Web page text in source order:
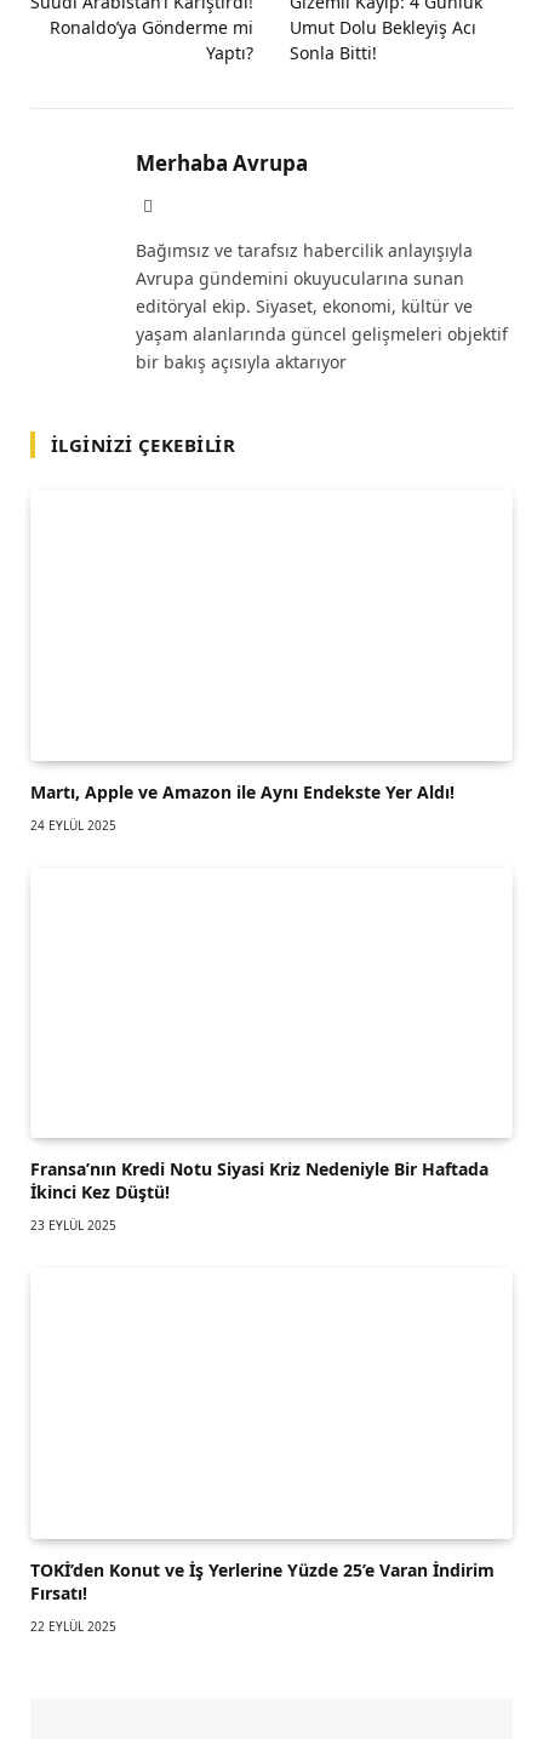
Ronaldo’ya Gönderme mi
Yaptı?
Umut Dolu Bekleyiş Acı
Sonla Bitti!
Merhaba Avrupa
Bağımsız ve tarafsız habercilik anlayışıyla
Avrupa gündemini okuyucularına sunan
editöryal ekip. Siyaset, ekonomi, kültür ve
yaşam alanlarında güncel gelişmeleri objektif
bir bakış açısıyla aktarıyor
İLGINIZI ÇEKEBILIR
Martı, Apple ve Amazon ile Aynı Endekste Yer Aldı!
24 EYLÜL 2025
Fransa’nın Kredi Notu Siyasi Kriz Nedeniyle Bir Haftada
İkinci Kez Düştü!
23 EYLÜL 2025
TOKİ’den Konut ve İş Yerlerine Yüzde 25’e Varan İndirim
Fırsatı!
22 EYLÜL 2025